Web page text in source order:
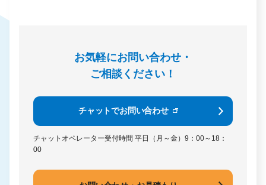
お気軽にお問い合わせ・
ご相談ください！
チャットでお問い合わせ
チャットオペレーター受付時間 平日（月～金）9：00～18：
00